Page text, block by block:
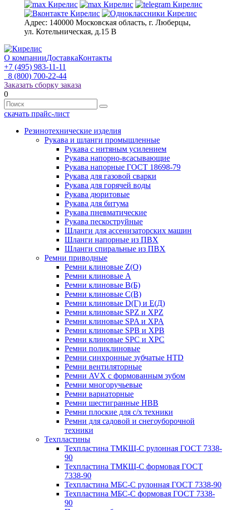
Адрес: 140000 Московская область, г. Люберцы,
ул. Котельническая, д.15 В
О компанииДоставкаКонтакты
+7 (495) 983-11-11
8 (800) 700-22-44
Заказать сборку заказа
0
скачать прайс-лист
Резинотехнические изделия
Рукава и шланги промышленные
Рукава с нитяным усилением
Рукава напорно-всасывающие
Рукава напорные ГОСТ 18698-79
Рукава для газовой сварки
Рукава для горячей воды
Рукава дюритовые
Рукава для битума
Рукава пневматические
Рукава пескоструйные
Шланги для ассенизаторских машин
Шланги напорные из ПВХ
Шланги спиральные из ПВХ
Ремни приводные
Ремни клиновые Z(О)
Ремни клиновые А
Ремни клиновые В(Б)
Ремни клиновые С(В)
Ремни клиновые D(Г) и Е(Д)
Ремни клиновые SPZ и XPZ
Ремни клиновые SPA и XPA
Ремни клиновые SPB и XPB
Ремни клиновые SPC и XPC
Ремни поликлиновые
Ремни синхронные зубчатые HTD
Ремни вентиляторные
Ремни AVX с формованным зубом
Ремни многоручьевые
Ремни вариаторные
Ремни шестигранные HBB
Ремни плоские для с/х техники
Ремни для садовой и снегоуборочной
техники
Техпластины
Техпластина ТМКЩ-С рулонная ГОСТ 7338-
90
Техпластина ТМКЩ-С формовая ГОСТ
7338-90
Техпластина МБС-С рулонная ГОСТ 7338-90
Техпластина МБС-С формовая ГОСТ 7338-
90